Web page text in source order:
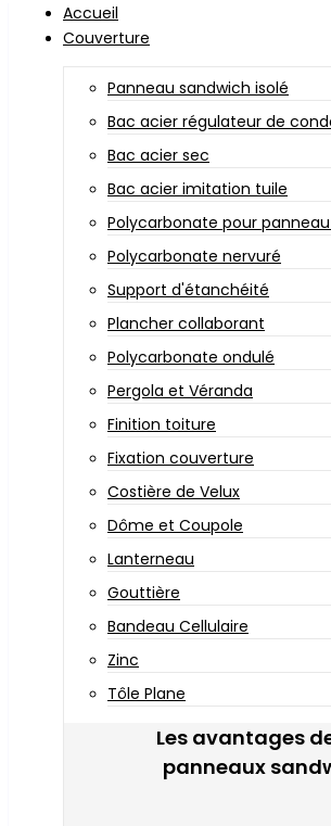
Accueil
Couverture
Panneau sandwich isolé
Bac acier régulateur de
Bac acier sec
Bac acier imitation tuile
Polycarbonate pour
Polycarbonate nervuré
Support d'étanchéité
Plancher collaborant
Polycarbonate ondulé
Pergola et Véranda
Finition toiture
Fixation couverture
Costière de Velux
Dôme et Coupole
Lanterneau
Gouttière
Bandeau Cellulaire
Zinc
Tôle Plane
Les avantages
panneaux